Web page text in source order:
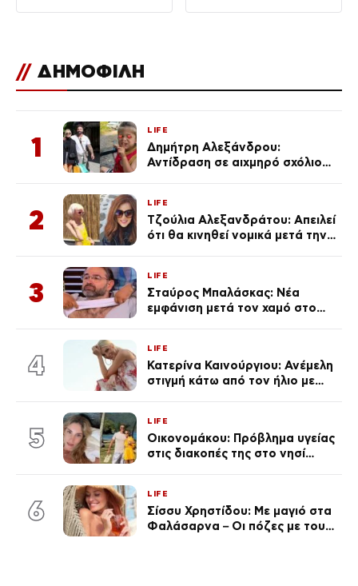
// ΔΗΜΟΦΙΛΗ
1
LIFE
Δημήτρη Αλεξάνδρου:
Αντίδραση σε αιχμηρό σχόλιο
2
LIFE
Τζούλια Αλεξανδράτου: Απειλεί
ότι θα κινηθεί νομικά μετά την
3
LIFE
Σταύρος Μπαλάσκας: Νέα
εμφάνιση μετά τον χαμό στο
4
LIFE
Κατερίνα Καινούργιου: Ανέμελη
στιγμή κάτω από τον ήλιο με
5
LIFE
Οικονομάκου: Πρόβλημα υγείας
στις διακοπές της στο νησί
6
LIFE
Σίσσυ Χρηστίδου: Με μαγιό στα
Φαλάσαρνα – Οι πόζες με τους